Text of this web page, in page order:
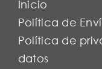
Inicio
Política de
Política de
datos